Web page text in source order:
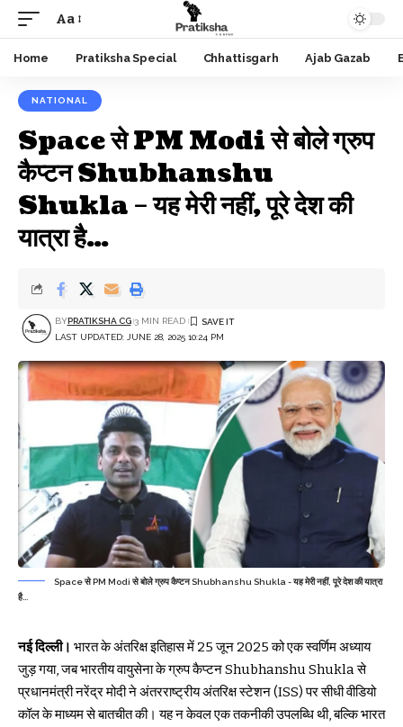
Font
Resizer
Aa
Home Pratiksha Special Chhattisgarh Ajab Gazab
NATIONAL
Space से PM Modi से बोले ग्रुप
कैप्टन Shubhanshu
Shukla – यह मेरी नहीं, पूरे देश की
यात्रा है…
LAST UPDATED: JUNE 28, 2025 10:24 PM
BYPRATIKSHA CG 3 MIN READ
Space से PM Modi से बोले ग्रुप कैप्टन Shubhanshu Shukla - यह मेरी नहीं, पूरे देश की यात्रा
है…
नई दिल्ली। भारत के अंतरिक्ष इतिहास में 25 जून 2025 को एक स्वर्णिम अध्याय
जुड़ गया, जब भारतीय वायुसेना के ग्रुप कैप्टन Shubhanshu Shukla से
प्रधानमंत्री नरेंद्र मोदी ने अंतरराष्ट्रीय अंतरिक्ष स्टेशन (ISS) पर सीधी वीडियो
कॉल के माध्यम से बातचीत की। यह न केवल एक तकनीकी उपलब्धि थी, बल्कि भारत